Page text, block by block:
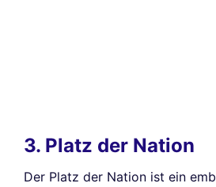
3. Platz der Nation
Der Platz der Nation ist ein